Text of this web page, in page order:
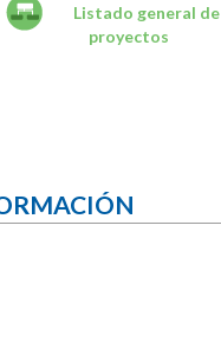
Listado general de
proyectos